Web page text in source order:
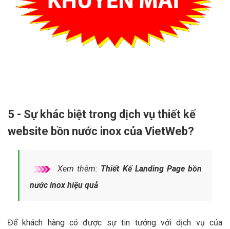
5 - Sự khác biệt trong dịch vụ thiết kế
website bồn nước inox của VietWeb?
Xem thêm: Thiết Kế Landing Page bồn
nước inox hiệu quả
Để khách hàng có được sự tin tưởng với dịch vụ của